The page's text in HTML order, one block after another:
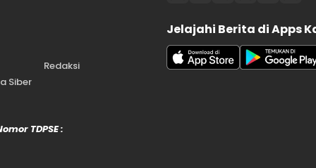
Redaksi
Siber
TDPSE :
Jelajahi Berita di Apps